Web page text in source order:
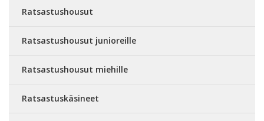
Ratsastushousut
Ratsastushousut junioreille
Ratsastushousut miehille
Ratsastuskäsineet